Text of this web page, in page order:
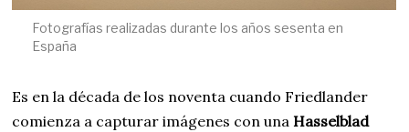
Fotografías realizadas durante los años sesenta en
España
Es en la década de los noventa cuando Friedlander
comienza a capturar imágenes con unaHasselblad